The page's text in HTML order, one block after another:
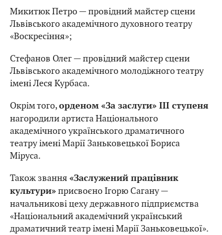
Микитюк Петро — провідний майстер сцени
Львівського академічного духовного театру
«Воскресіння»;
Стефанов Олег — провідний майстер сцени
Львівського академічного молодіжного театру
імені Леся Курбаса.
Окрім того,орденом «За заслуги» ІІІ ступеня
нагородили артиста Національного
академічного українського драматичного
театру імені Марії Заньковецької Бориса
Міруса.
Також звання «Заслужений працівник
культури»присвоєно Ігорю Сагану —
начальникові цеху державного підприємства
«Національний академічний український
драматичний театр імені Марії Заньковецької».